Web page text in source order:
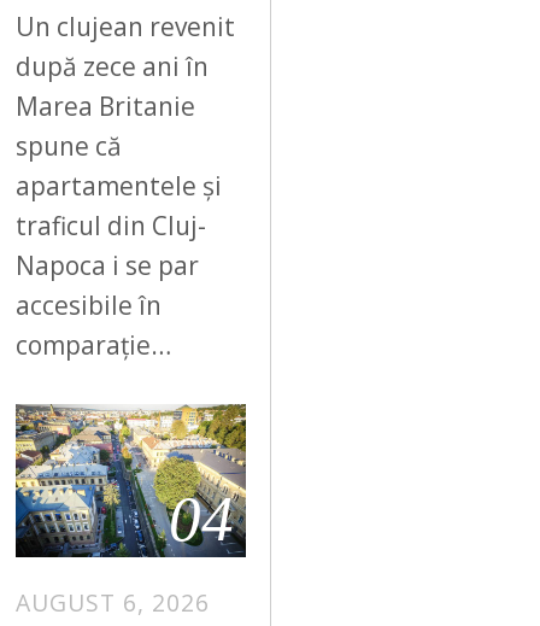
Un clujean revenit
după zece ani în
Marea Britanie
spune că
apartamentele și
traficul din Cluj-
Napoca i se par
accesibile în
comparație…
04
AUGUST 6, 2026